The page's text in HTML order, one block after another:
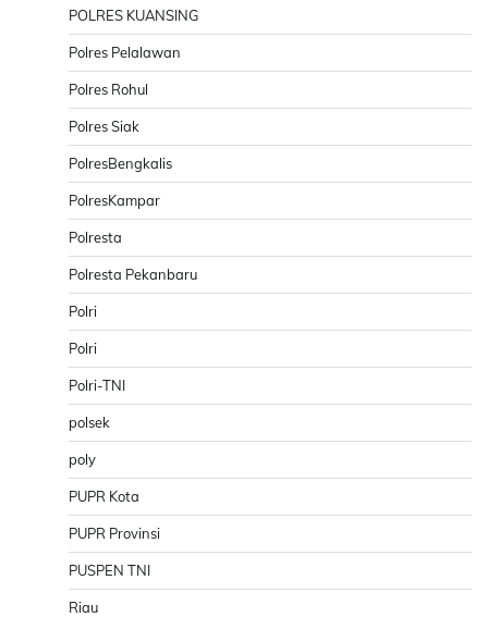
POLRES KUANSING
Polres Pelalawan
Polres Rohul
Polres Siak
PolresBengkalis
PolresKampar
Polresta
Polresta Pekanbaru
Polri
Polri
Polri-TNI
polsek
poly
PUPR Kota
PUPR Provinsi
PUSPEN TNI
Riau